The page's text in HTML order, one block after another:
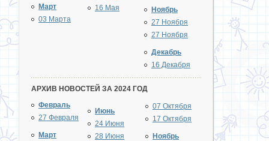
Март
03 Марта
16 Мая
Ноябрь
27 Ноября
27 Ноября
Декабрь
16 Декабря
АРХИВ НОВОСТЕЙ ЗА 2024 ГОД
Февраль
27 Февраля
Март
Июнь
24 Июня
28 Июня
07 Октября
17 Октября
Ноябрь